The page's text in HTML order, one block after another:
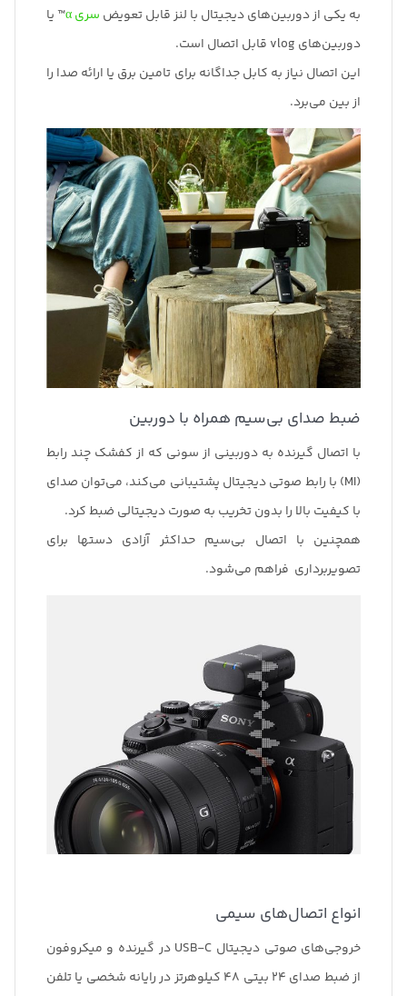
به یکی از دوربین‌های دیجیتال با لنز قابل تعویض سری α ™ یا
دوربین‌های vlog قابل اتصال است.
این اتصال نیاز به کابل جداگانه برای تامین برق یا ارائه صدا را
از بین می‌برد.
ضبط صدای بی‌سیم همراه با دوربین
با اتصال گیرنده به دوربینی از سونی که از کفشک چند رابط
(MI) با رابط صوتی دیجیتال پشتیبانی می‌کند، می‌توان صدای
با کیفیت بالا را بدون تخریب به صورت دیجیتالی ضبط کرد.
همچنین با اتصال بی‌سیم حداکثر آزادی دستها برای
تصویربرداری فراهم می‌شود.
انواع اتصال‌های سیمی
خروجی‌های صوتی دیجیتال USB-C در گیرنده و میکروفون
از ضبط صدای 24 بیتی 48 کیلوهرتز در رایانه شخصی یا تلفن